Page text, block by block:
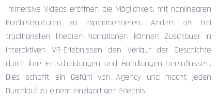
Immersive Videos eröffnen die Möglichkeit, mit nonlinearen
Erzählstrukturen zu experimentieren. Anders als bei
traditionellen linearen Narrationen können Zuschauer in
interaktiven VR-Erlebnissen den Verlauf der Geschichte
durch ihre Entscheidungen und Handlungen beeinflussen.
Dies schafft ein Gefühl von Agency und macht jeden
Durchlauf zu einem einzigartigen Erlebnis.